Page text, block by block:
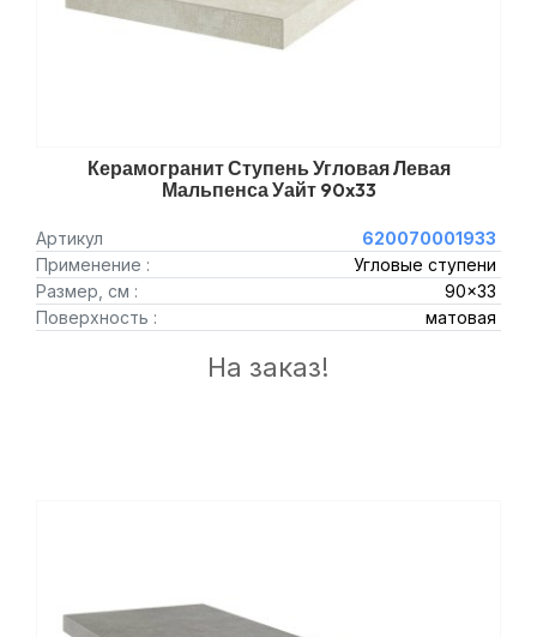
Керамогранит Ступень Угловая Левая
Мальпенса Уайт 90x33
Артикул
620070001933
Применение :
Угловые ступени
Размер, см :
90x33
Поверхность :
матовая
На заказ!